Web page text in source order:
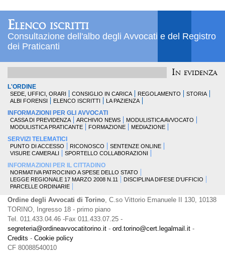
Elenco iscritti
Consultazione dell'albo degli Avvocati e del Registro
dei Praticanti
In evidenza
L'ORDINE
SEDE, UFFICI, ORARI CONSIGLIO IN CARICA REGOLAMENTO
STORIA
ALBI FORENSI
ELENCO ISCRITTI LA PAZIENZA
INFORMAZIONI PER GLI AVVOCATI
CASSA DI PREVIDENZA ARCHIVIO NEWS
MODULISTICA AVVOCATO
MODULISTICA PRATICANTE
FORMAZIONE MEDIAZIONE
SERVIZI TELEMATICI
PUNTO DI ACCESSO RICONOSCO
SENTENZE ONLINE
VISURE CAMERALI
SPORTELLO COLLABORAZIONI
INFORMAZIONI PER IL CITTADINO
NORMATIVA PATROCINIO A SPESE DELLO STATO
LEGGE REGIONALE 17 MARZO 2008 N.11
DISCIPLINA DIFESE D'UFFICIO
PARCELLE ORDINARIE
Ordine degli Avvocati di Torino, C.so Vittorio Emanuele II 130, 10138
TORINO, Ingresso 18 - primo piano
Tel. 011.433.04.46 -Fax 011.433.07.25 -
segreteria@ordineavvocatitorino.it - ord.torino@cert.legalmail.it -
Credits - Cookie policy
CF 80088540010